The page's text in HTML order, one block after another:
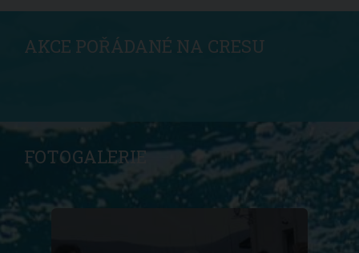
AKCE POŘÁDANÉ NA CRESU
FOTOGALERIE